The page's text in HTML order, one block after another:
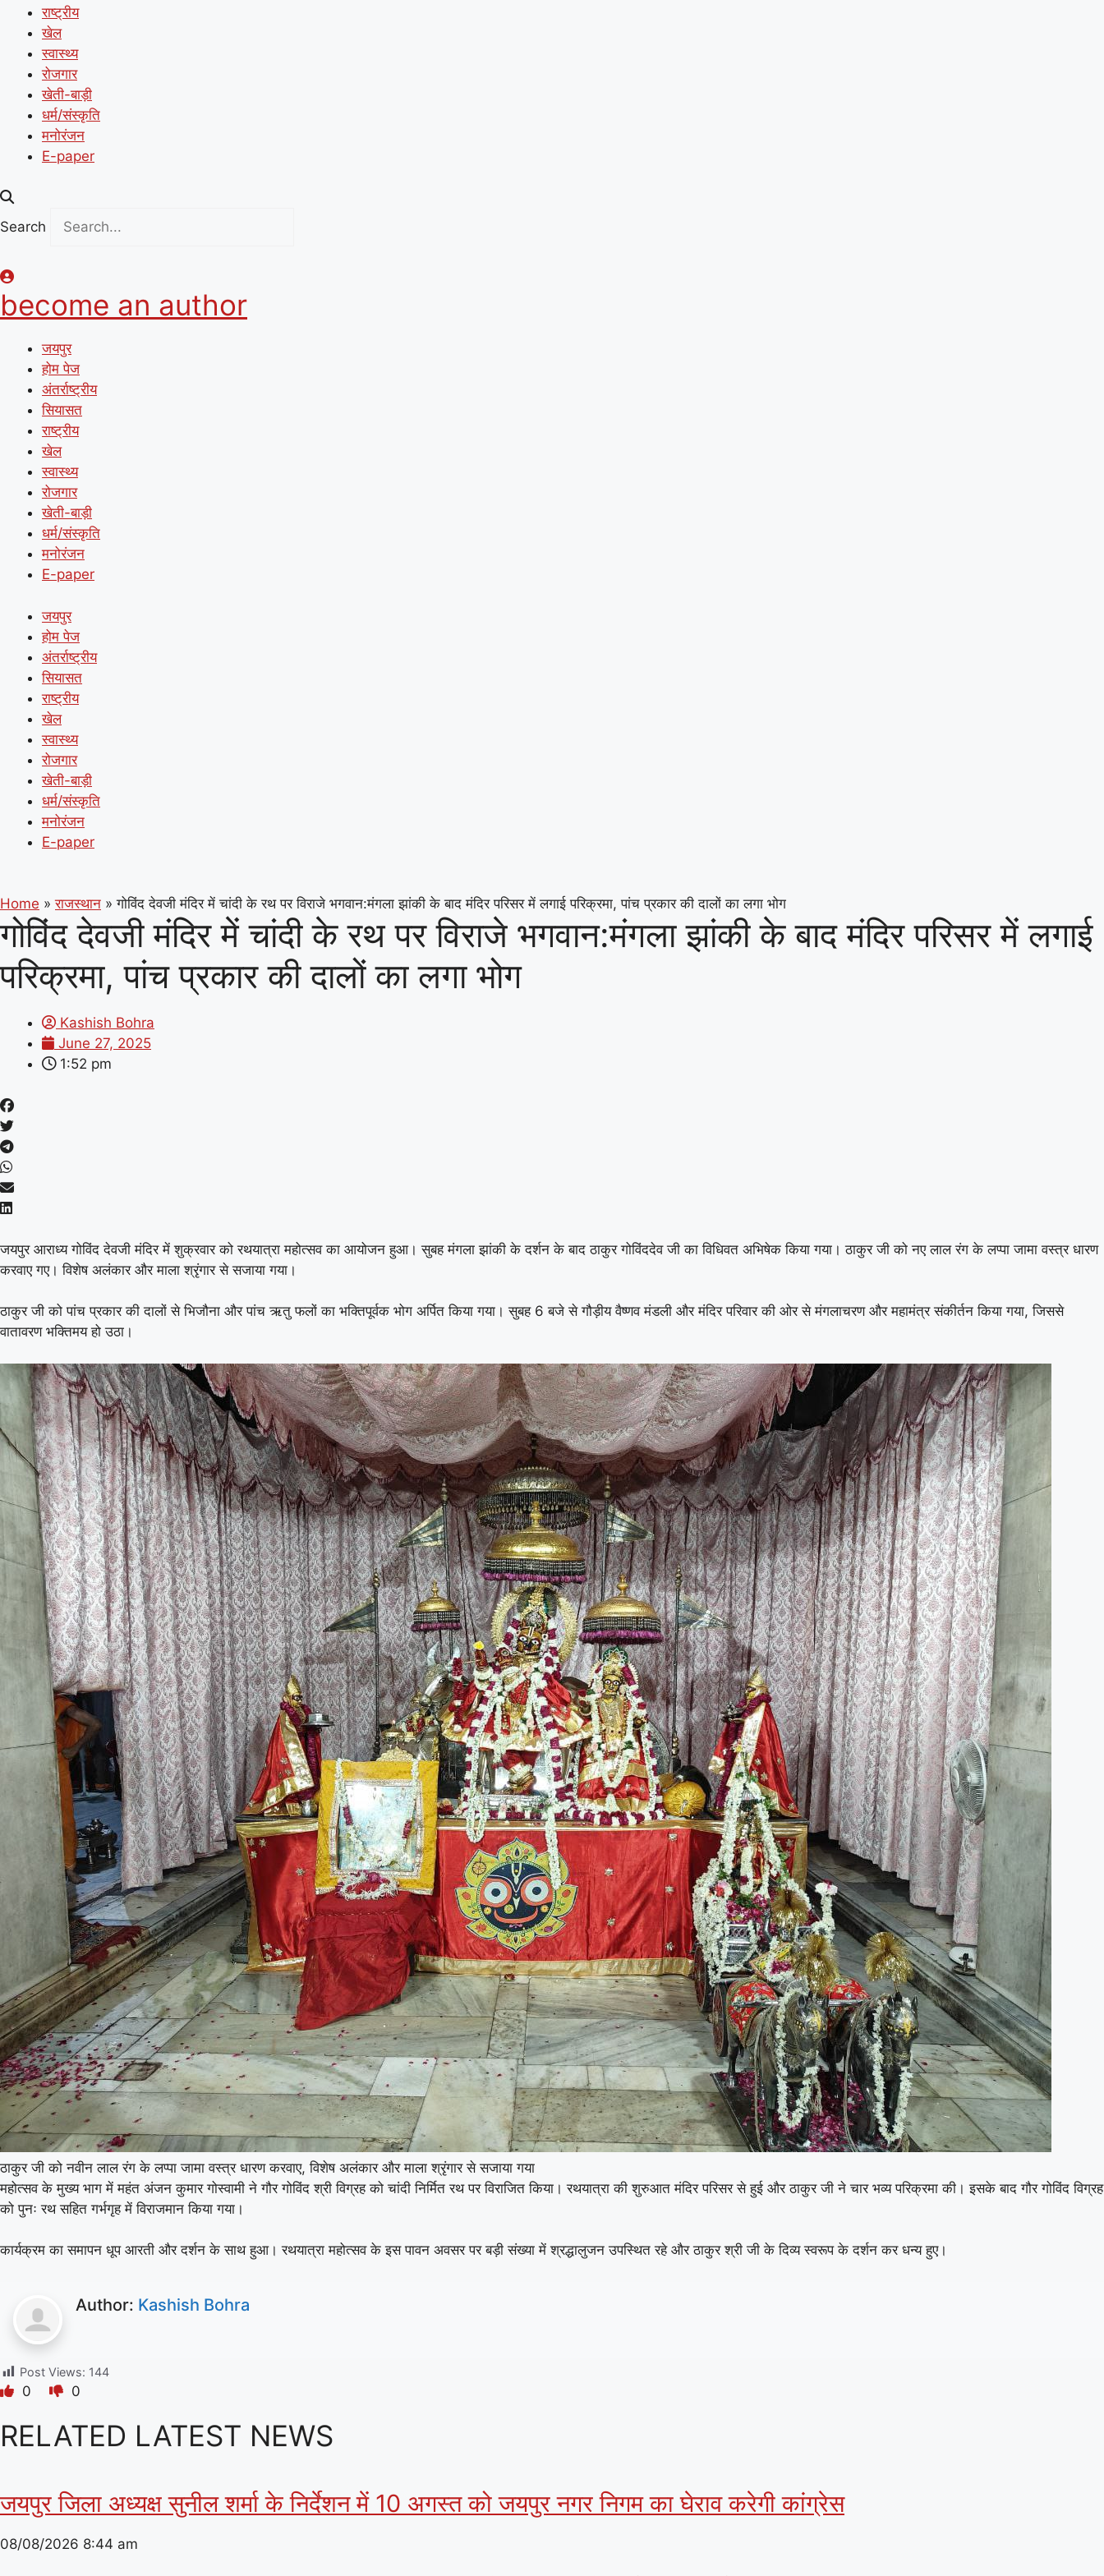
राष्ट्रीय
खेल
स्वास्थ्य
रोजगार
खेती-बाड़ी
धर्म/संस्कृति
मनोरंजन
E-paper
Search
become an author
जयपुर
होम पेज
अंतर्राष्ट्रीय
सियासत
राष्ट्रीय
खेल
स्वास्थ्य
रोजगार
खेती-बाड़ी
धर्म/संस्कृति
मनोरंजन
E-paper
जयपुर
होम पेज
अंतर्राष्ट्रीय
सियासत
राष्ट्रीय
खेल
स्वास्थ्य
रोजगार
खेती-बाड़ी
धर्म/संस्कृति
मनोरंजन
E-paper
Home » राजस्थान » गोविंद देवजी मंदिर में चांदी के रथ पर विराजे भगवान:मंगला झांकी के बाद मंदिर परिसर में लगाई परिक्रमा, पांच प्रकार की दालों का लगा भोग
गोविंद देवजी मंदिर में चांदी के रथ पर विराजे भगवान:मंगला झांकी के बाद मंदिर परिसर में लगाई
परिक्रमा, पांच प्रकार की दालों का लगा भोग
Kashish Bohra
June 27, 2025
1:52 pm
जयपुर आराध्य गोविंद देवजी मंदिर में शुक्रवार को रथयात्रा महोत्सव का आयोजन हुआ। सुबह मंगला झांकी के दर्शन के बाद ठाकुर गोविंददेव जी का विधिवत अभिषेक किया गया। ठाकुर जी को नए लाल रंग के लप्पा जामा वस्त्र धारण
करवाए गए। विशेष अलंकार और माला श्रृंगार से सजाया गया।
ठाकुर जी को पांच प्रकार की दालों से भिजौना और पांच ऋतु फलों का भक्तिपूर्वक भोग अर्पित किया गया। सुबह 6 बजे से गौड़ीय वैष्णव मंडली और मंदिर परिवार की ओर से मंगलाचरण और महामंत्र संकीर्तन किया गया, जिससे
वातावरण भक्तिमय हो उठा।
ठाकुर जी को नवीन लाल रंग के लप्पा जामा वस्त्र धारण करवाए, विशेष अलंकार और माला श्रृंगार से सजाया गया
महोत्सव के मुख्य भाग में महंत अंजन कुमार गोस्वामी ने गौर गोविंद श्री विग्रह को चांदी निर्मित रथ पर विराजित किया। रथयात्रा की शुरुआत मंदिर परिसर से हुई और ठाकुर जी ने चार भव्य परिक्रमा की। इसके बाद गौर गोविंद विग्रह
को पुनः रथ सहित गर्भगृह में विराजमान किया गया।
कार्यक्रम का समापन धूप आरती और दर्शन के साथ हुआ। रथयात्रा महोत्सव के इस पावन अवसर पर बड़ी संख्या में श्रद्धालुजन उपस्थित रहे और ठाकुर श्री जी के दिव्य स्वरूप के दर्शन कर धन्य हुए।
Author: Kashish Bohra
Post Views: 144
0 0
RELATED LATEST NEWS
जयपुर जिला अध्यक्ष सुनील शर्मा के निर्देशन में 10 अगस्त को जयपुर नगर निगम का घेराव करेगी कांग्रेस
08/08/2026 8:44 am